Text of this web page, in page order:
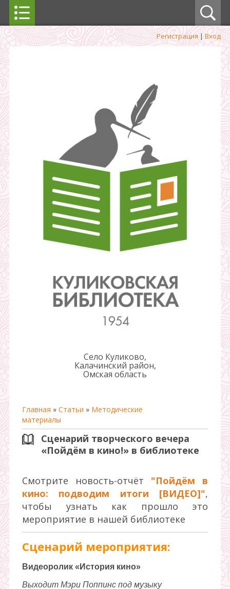
Регистрация|Вход
Село Куликово,
Калачинский район,
Омская область
Главная » Статьи » Методические
материалы
Сценарий творческого вечера
«Пойдём в кино!» в библиотеке
Смотрите новость-отчёт "Пойдём в
кино: подводим итоги [ВИДЕО]",
чтобы узнать как прошло это
мероприятие в нашей библиотеке
Сценарий мероприятия:
Видеоролик «История кино»
Выходит Мэри Поппинс под музыку